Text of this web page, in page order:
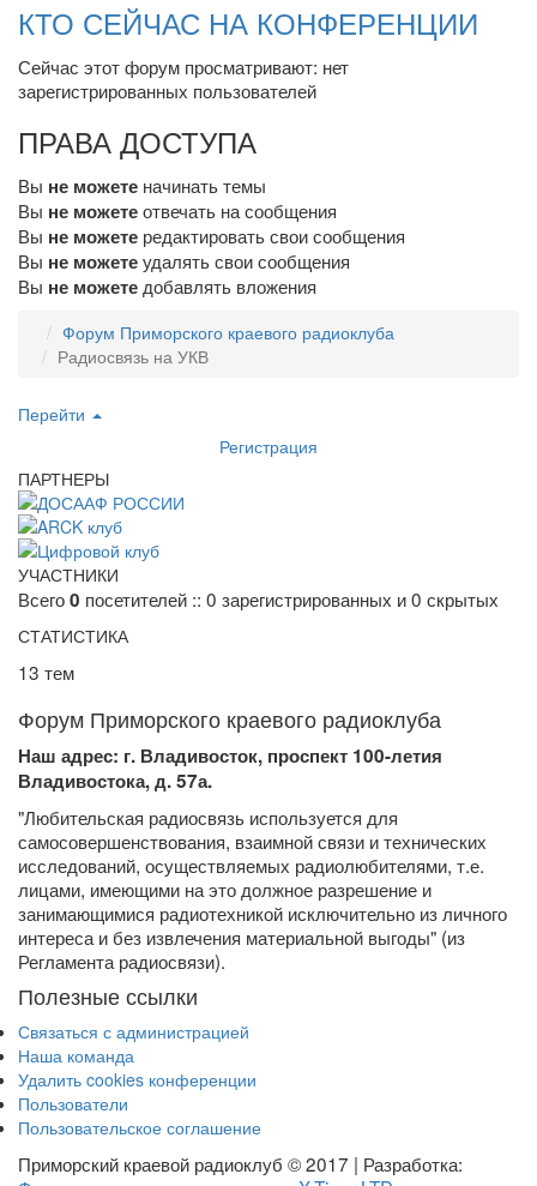
КТО СЕЙЧАС НА КОНФЕРЕНЦИИ
Сейчас этот форум просматривают: нет
зарегистрированных пользователей
ПРАВА ДОСТУПА
Вы не можете начинать темы
Вы не можетеотвечать на сообщения
Вы не можете редактировать свои сообщения
Вы не можетеудалять свои сообщения
Вы не можете добавлять вложения
Форум Приморского краевого радиоклуба
Радиосвязь на УКВ
Перейти
Регистрация
ПАРТНЕРЫ
УЧАСТНИКИ
Всего0 посетителей :: 0 зарегистрированных и 0 скрытых
СТАТИСТИКА
13 тем
Форум Приморского краевого радиоклуба
Наш адрес: г. Владивосток, проспект 100-летия
Владивостока, д. 57а.
"Любительская радиосвязь используется для
самосовершенствования, взаимной связи и технических
исследований, осуществляемых радиолюбителями, т.е.
лицами, имеющими на это должное разрешение и
занимающимися радиотехникой исключительно из личного
интереса и без извлечения материальной выгоды" (из
Регламента радиосвязи).
Полезные ссылки
Связаться с администрацией
Наша команда
Удалить cookies конференции
Пользователи
Пользовательское соглашение
Приморский краевой радиоклуб © 2017 | Разработка: